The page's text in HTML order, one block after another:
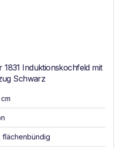
Induktionskochfeld mit
Schwarz
flächenbündig